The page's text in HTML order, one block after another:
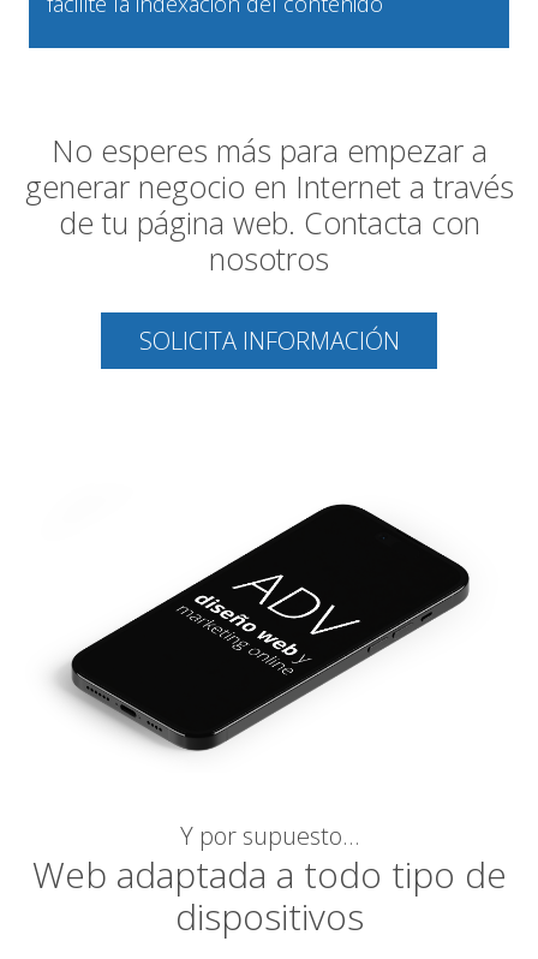
No esperes más para empezar a
generar negocio en Internet a través
de tu página web. Contacta con
nosotros
SOLICITA INFORMACIÓN
Y por supuesto…
Web adaptada a todo tipo de
dispositivos